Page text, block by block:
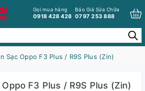
Gọi mua hàng
0918 428 428
Báo Giá Sửa Chữa
0797 253 888
Sạc Oppo F3 Plus / R9S Plus (Zin)
F3 Plus / R9S Plus (Zin)